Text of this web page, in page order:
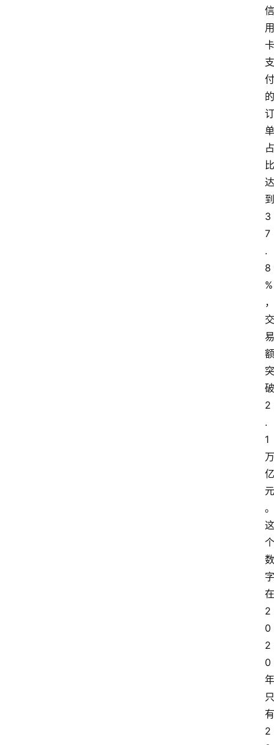
信
用
卡
支
付
的
订
单
占
比
达
到
3
7
.
8
%
，
交
易
额
突
破
2
.
1
万
亿
元
。
这
个
数
字
在
2
0
2
0
年
只
有
2